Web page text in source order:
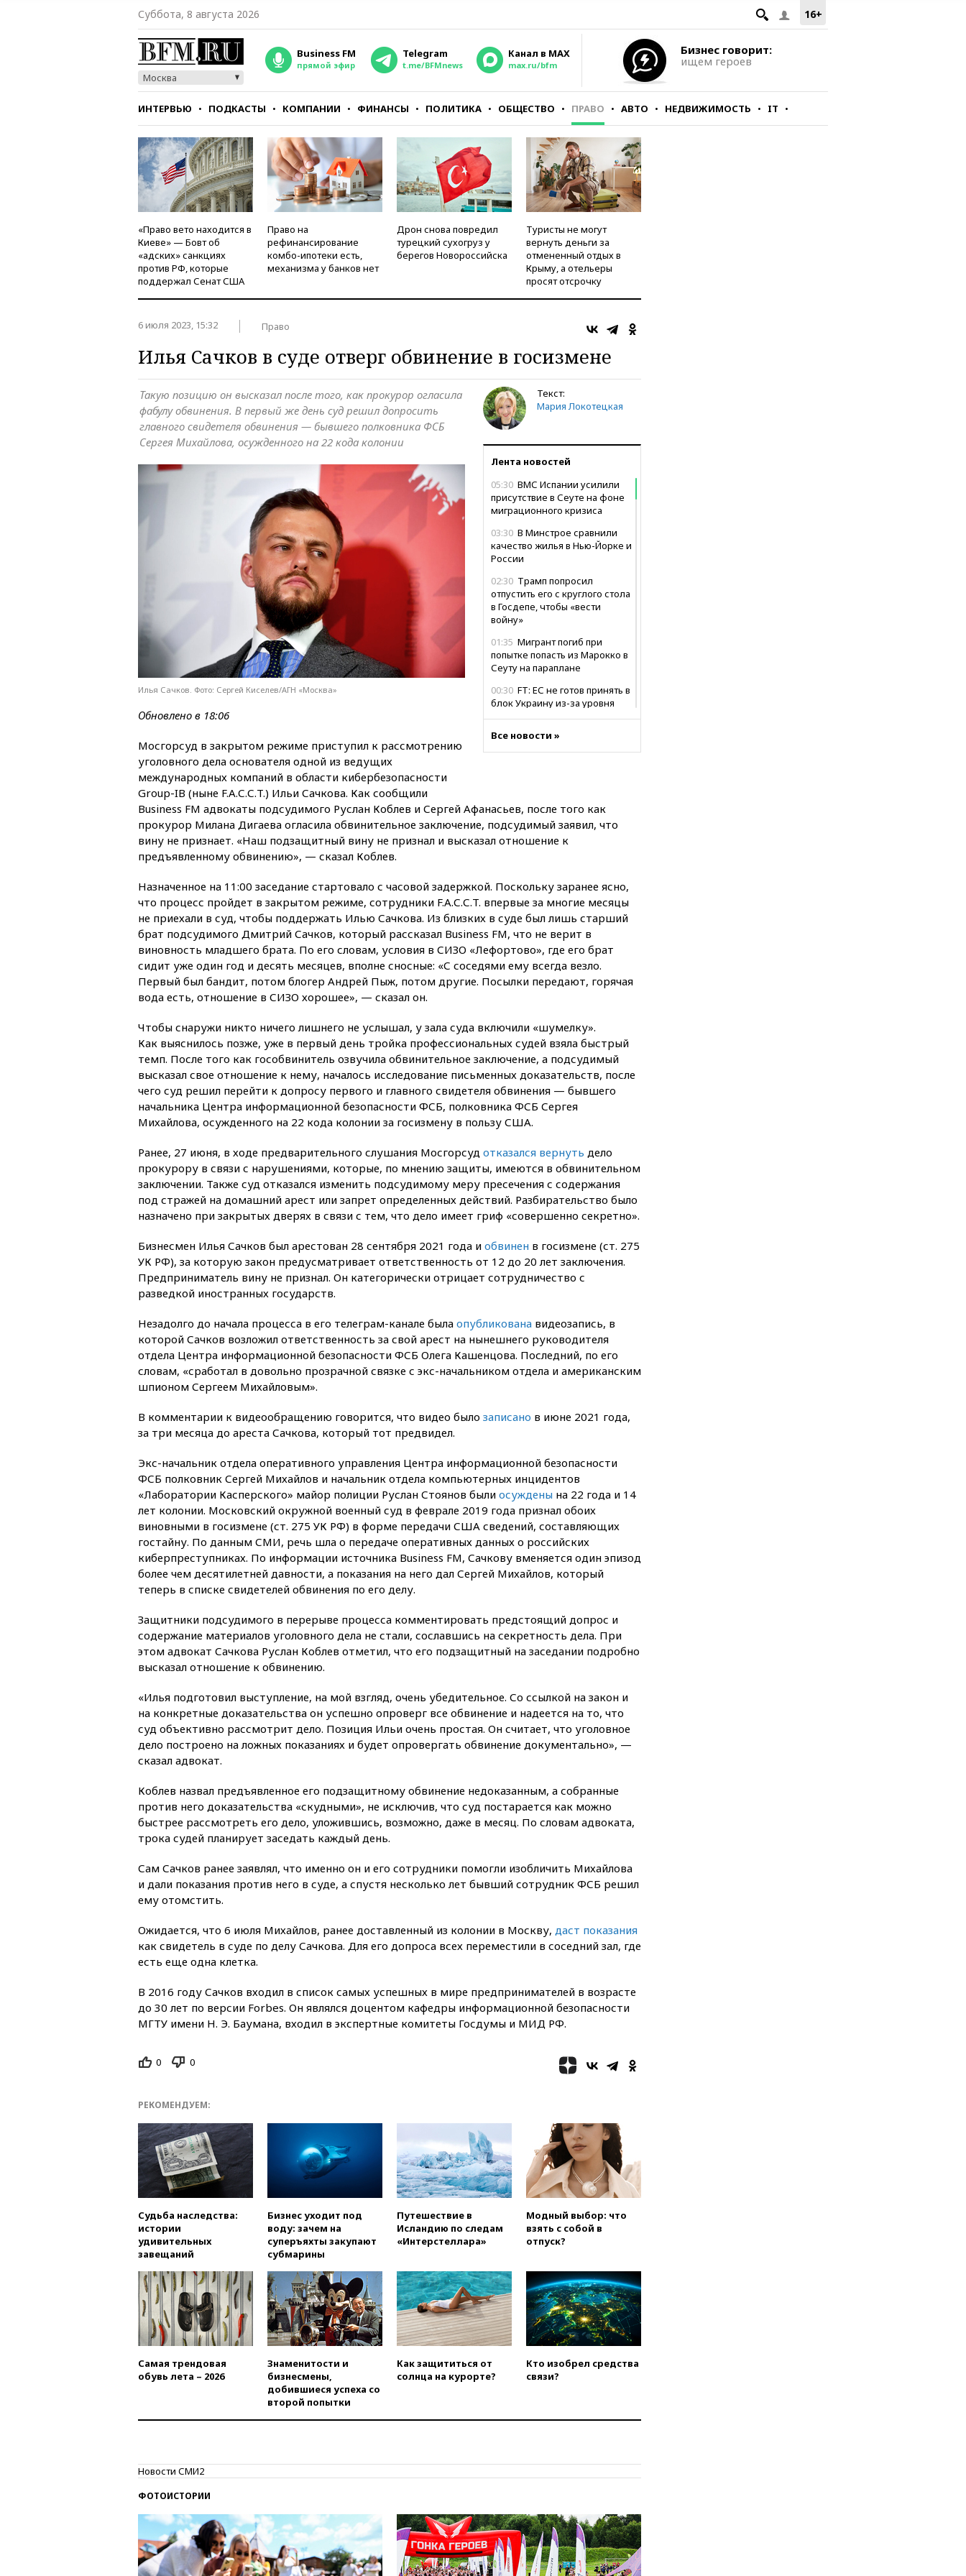
16+
Суббота, 8 августа 2026
Москва
Business FM
прямой эфир
Telegram
t.me/BFMnews
Канал в MAX
max.ru/bfm
Бизнес говорит:
ищем героев
ИНТЕРВЬЮ ПОДКАСТЫ КОМПАНИИ ФИНАНСЫ ПОЛИТИКА ОБЩЕСТВО ПРАВО АВТО НЕДВИЖИМОСТЬ IT
СТИЛЬ ТЕСТЫ
«Право вето находится в
Киеве» — Бовт об
«адских» санкциях
против РФ, которые
поддержал Сенат США
Право на
рефинансирование
комбо-ипотеки есть,
механизма у банков нет
Дрон снова повредил
турецкий сухогруз у
берегов Новороссийска
Туристы не могут
вернуть деньги за
отмененный отдых в
Крыму, а отельеры
просят отсрочку
6 июля 2023, 15:32 Право
Илья Сачков в суде отверг обвинение в госизмене
Текст:
Мария Локотецкая
Лента новостей
05:30 ВМС Испании усилили
присутствие в Сеуте на фоне
миграционного кризиса
03:30 В Минстрое сравнили
качество жилья в Нью-Йорке и
России
02:30 Трамп попросил
отпустить его с круглого стола
в Госдепе, чтобы «вести
войну»
01:35 Мигрант погиб при
попытке попасть из Марокко в
Сеуту на параплане
00:30 FT: ЕС не готов принять в
блок Украину из-за уровня
вчера, 23:35Лукашенко
объяснил экономическую
ресторана «Армения» в
Москве вернут утраченную
скульптуру балерины
попытке попасть в Россию
вчера, 22:28 Бессент
анонсировал скорое
соглашение о прекращении
огня США и Ирана
вчера, 22:15Три человека
получили ножевые ранения
выделить средства на новые
РЛС для Белгородской
области
вчера, 21:56The Atlantic: Маск
отказал Украине в
использовании Starlink для
атак вглубь РФ
складе в Брянске возбудили
уголовное дело
вчера, 21:26 Лидеры сборной
РФ по гимнастике получили
официальный отказ в визах от
Хорватии
вчера, 21:15Пентагон
опубликовал 16 новых видео с
НЛО
свыше 6,5 тысячи грузовиков
вчера, 20:53 Швыдкой:
«Интервидение» точно
пройдет в 2026 году
беспилотников над Россией
Белгородской области
Лидию Невзорову
заочно арестовали по делу о
финансировании
экстремизма
вчера, 20:20
постановил остановить
строительство бального зала в
одобрил ужесточение
санкций против России и
Ирана
Гордеевой о фейках о ВС
России
вчера, 19:45 ISU предоставил
нейтральный статус
вчера, 19:35Зеленский
впервые совершил
официальный визит в Сербию
Альпах
вчера, 19:00 Открытое
вчера, 18:55 Минобороны
отчиталось об ударах по двум
вчера, 18:47
Школьники из РФ
стали абсолютными
чемпионами на олимпиаде по
Два человека
погибли в результате удара
атаковал турецкий сухогруз у
побережья Новороссийска
вчера, 18:18Товарооборот
Китая и России вырос в этом
году более чем на четверть
ранения при атаке дрона на
Белгородскую область
проверить самолеты Boeing на
наличие трещин
вчера, 17:35В Казани
пятилетний ребенок погиб при
падении из окна десятого
вчера, 17:17 Bloomberg:
аэропорту Геленджика
Slovnaft
вчера, 16:45«Яблоко» подаст
иск к депутату Госдумы
Алексею Журавлеву
Все новости »
Такую позицию он высказал после того, как прокурор огласила
фабулу обвинения. В первый же день суд решил допросить
главного свидетеля обвинения — бывшего полковника ФСБ
Сергея Михайлова, осужденного на 22 кода колонии
Илья Сачков. Фото: Сергей Киселев/АГН «Москва»
Обновлено в 18:06
Мосгорсуд в закрытом режиме приступил к рассмотрению
уголовного дела основателя одной из ведущих
международных компаний в области кибербезопасности
Group-IB (ныне F.A.С.С.T.) Ильи Сачкова. Как сообщили
Business FM адвокаты подсудимого Руслан Коблев и Сергей Афанасьев, после того как
прокурор Милана Дигаева огласила обвинительное заключение, подсудимый заявил, что
вину не признает. «Наш подзащитный вину не признал и высказал отношение к
предъявленному обвинению», — сказал Коблев.
Назначенное на 11:00 заседание стартовало с часовой задержкой. Поскольку заранее ясно,
что процесс пройдет в закрытом режиме, сотрудники F.A.С.С.T. впервые за многие месяцы
не приехали в суд, чтобы поддержать Илью Сачкова. Из близких в суде был лишь старший
брат подсудимого Дмитрий Сачков, который рассказал Business FM, что не верит в
виновность младшего брата. По его словам, условия в СИЗО «Лефортово», где его брат
сидит уже один год и десять месяцев, вполне сносные: «С соседями ему всегда везло.
Первый был бандит, потом блогер Андрей Пыж, потом другие. Посылки передают, горячая
вода есть, отношение в СИЗО хорошее», — сказал он.
Чтобы снаружи никто ничего лишнего не услышал, у зала суда включили «шумелку».
Как выяснилось позже, уже в первый день тройка профессиональных судей взяла быстрый
темп. После того как гособвинитель озвучила обвинительное заключение, а подсудимый
высказал свое отношение к нему, началось исследование письменных доказательств, после
чего суд решил перейти к допросу первого и главного свидетеля обвинения — бывшего
начальника Центра информационной безопасности ФСБ, полковника ФСБ Сергея
Михайлова, осужденного на 22 кода колонии за госизмену в пользу США.
Ранее, 27 июня, в ходе предварительного слушания Мосгорсуд отказался вернуть дело
прокурору в связи с нарушениями, которые, по мнению защиты, имеются в обвинительном
заключении. Также суд отказался изменить подсудимому меру пресечения с содержания
под стражей на домашний арест или запрет определенных действий. Разбирательство было
назначено при закрытых дверях в связи с тем, что дело имеет гриф «совершенно секретно».
Бизнесмен Илья Сачков был арестован 28 сентября 2021 года и обвинен в госизмене (ст. 275
УК РФ), за которую закон предусматривает ответственность от 12 до 20 лет заключения.
Предприниматель вину не признал. Он категорически отрицает сотрудничество с
разведкой иностранных государств.
Незадолго до начала процесса в его телеграм-канале была опубликована видеозапись, в
которой Сачков возложил ответственность за свой арест на нынешнего руководителя
отдела Центра информационной безопасности ФСБ Олега Кашенцова. Последний, по его
словам, «сработал в довольно прозрачной связке с экс-начальником отдела и американским
шпионом Сергеем Михайловым».
В комментарии к видеообращению говорится, что видео было записано в июне 2021 года,
за три месяца до ареста Сачкова, который тот предвидел.
Экс-начальник отдела оперативного управления Центра информационной безопасности
ФСБ полковник Сергей Михайлов и начальник отдела компьютерных инцидентов
«Лаборатории Касперского» майор полиции Руслан Стоянов были осуждены на 22 года и 14
лет колонии. Московский окружной военный суд в феврале 2019 года признал обоих
виновными в госизмене (ст. 275 УК РФ) в форме передачи США сведений, составляющих
гостайну. По данным СМИ, речь шла о передаче оперативных данных о российских
киберпреступниках. По информации источника Business FM, Сачкову вменяется один эпизод
более чем десятилетней давности, а показания на него дал Сергей Михайлов, который
теперь в списке свидетелей обвинения по его делу.
Защитники подсудимого в перерыве процесса комментировать предстоящий допрос и
содержание материалов уголовного дела не стали, сославшись на секретность дела. При
этом адвокат Сачкова Руслан Коблев отметил, что его подзащитный на заседании подробно
высказал отношение к обвинению.
«Илья подготовил выступление, на мой взгляд, очень убедительное. Со ссылкой на закон и
на конкретные доказательства он успешно опроверг все обвинение и надеется на то, что
суд объективно рассмотрит дело. Позиция Ильи очень простая. Он считает, что уголовное
дело построено на ложных показаниях и будет опровергать обвинение документально», —
сказал адвокат.
Коблев назвал предъявленное его подзащитному обвинение недоказанным, а собранные
против него доказательства «скудными», не исключив, что суд постарается как можно
быстрее рассмотреть его дело, уложившись, возможно, даже в месяц. По словам адвоката,
трока судей планирует заседать каждый день.
Сам Сачков ранее заявлял, что именно он и его сотрудники помогли изобличить Михайлова
и дали показания против него в суде, а спустя несколько лет бывший сотрудник ФСБ решил
ему отомстить.
Ожидается, что 6 июля Михайлов, ранее доставленный из колонии в Москву, даст показания
как свидетель в суде по делу Сачкова. Для его допроса всех переместили в соседний зал, где
есть еще одна клетка.
В 2016 году Сачков входил в список самых успешных в мире предпринимателей в возрасте
до 30 лет по версии Forbes. Он являлся доцентом кафедры информационной безопасности
МГТУ имени Н. Э. Баумана, входил в экспертные комитеты Госдумы и МИД РФ.
0 0
РЕКОМЕНДУЕМ:
Судьба наследства:
истории
удивительных
завещаний
Бизнес уходит под
воду: зачем на
суперъяхты закупают
субмарины
Путешествие в
Исландию по следам
«Интерстеллара»
Модный выбор: что
взять с собой в
отпуск?
Самая трендовая
обувь лета – 2026
Знаменитости и
бизнесмены,
добившиеся успеха со
второй попытки
Как защититься от
солнца на курорте?
Кто изобрел средства
связи?
Новости СМИ2
ФОТОИСТОРИИ